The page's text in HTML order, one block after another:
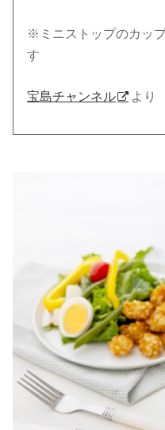
※ミニストップのカッ
す
宝島チャンネル より